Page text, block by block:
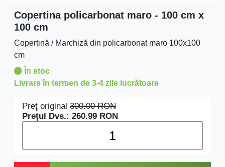
Copertina policarbonat maro - 100 cm x
100 cm
Copertină / Marchiză din policarbonat maro 100x100
cm
În stoc
Livrare în termen de 3-4 zile lucrătoare
Preţ original 300.00RON
Preţul Dvs.: 260.99 RON